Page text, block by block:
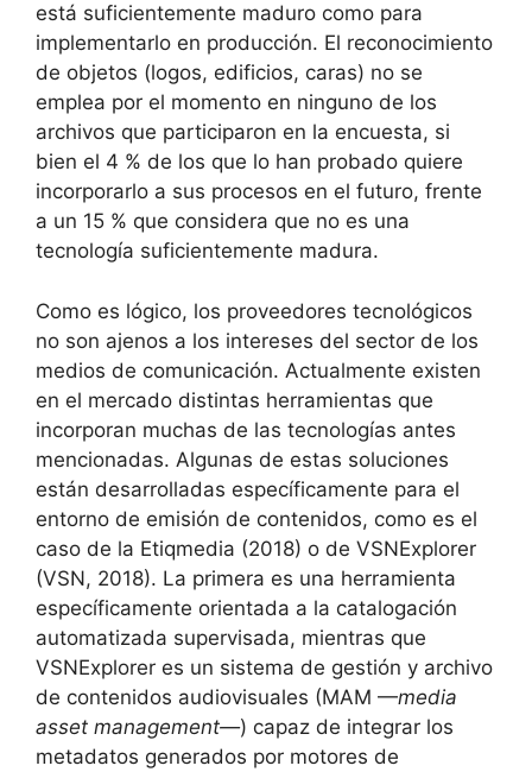
está suficientemente maduro como para
implementarlo en producción. El reconocimiento
de objetos (logos, edificios, caras) no se
emplea por el momento en ninguno de los
archivos que participaron en la encuesta, si
bien el 4 % de los que lo han probado quiere
incorporarlo a sus procesos en el futuro, frente
a un 15 % que considera que no es una
tecnología suficientemente madura.
Como es lógico, los proveedores tecnológicos
no son ajenos a los intereses del sector de los
medios de comunicación. Actualmente existen
en el mercado distintas herramientas que
incorporan muchas de las tecnologías antes
mencionadas. Algunas de estas soluciones
están desarrolladas específicamente para el
entorno de emisión de contenidos, como es el
caso de la Etiqmedia (2018) o de VSNExplorer
(VSN, 2018). La primera es una herramienta
específicamente orientada a la catalogación
automatizada supervisada, mientras que
VSNExplorer es un sistema de gestión y archivo
de contenidos audiovisuales (MAM —media
asset management—) capaz de integrar los
metadatos generados por motores de